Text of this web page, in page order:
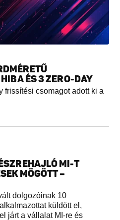
ÉS 3 ZERO-DAY
frissítési csomagot adott ki a
MI-T
MÖGÖTT –
dolgozóinak 10
küldött el,
járt a vállalat MI-re és